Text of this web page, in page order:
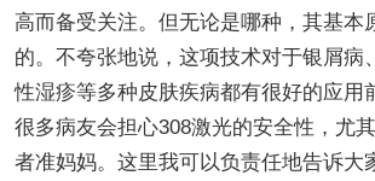
高而备受关注。但无论是哪种，其基本
的。不夸张地说，这项技术对于银屑病
性湿疹等多种皮肤疾病都有很好的应用
很多病友会担心308激光的安全性，尤
者准妈妈。这里我可以负责任地告诉大